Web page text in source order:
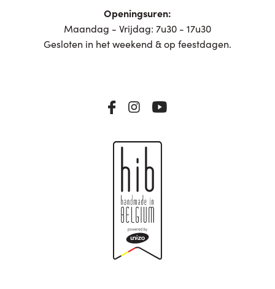
Openingsuren:
Maandag - Vrijdag: 7u30 - 17u30
Gesloten in het weekend & op feestdagen.